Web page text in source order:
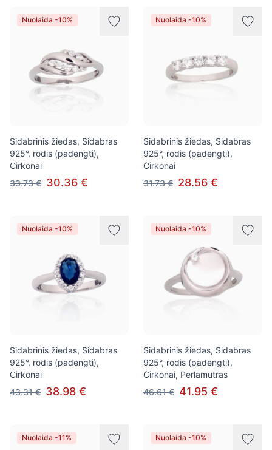
Nuolaida -10%
Sidabrinis žiedas, Sidabras
925°, rodis (padengti),
Cirkonai
33.73 € 30.36 €
Nuolaida -10%
Sidabrinis žiedas, Sidabras
925°, rodis (padengti),
Cirkonai
31.73 € 28.56 €
Nuolaida -10%
Sidabrinis žiedas, Sidabras
925°, rodis (padengti),
Cirkonai
43.31 € 38.98 €
Nuolaida -10%
Sidabrinis žiedas, Sidabras
925°, rodis (padengti),
Cirkonai, Perlamutras
46.61 € 41.95 €
Nuolaida -11% Nuolaida -10%